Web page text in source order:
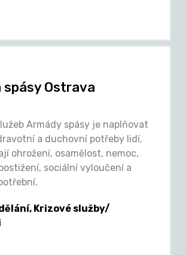
spásy Ostrava
Armády spásy je naplňovat
a duchovní potřeby lidí,
ohrožení, osamělost, nemoc,
sociální vyloučení a
Krizové služby/